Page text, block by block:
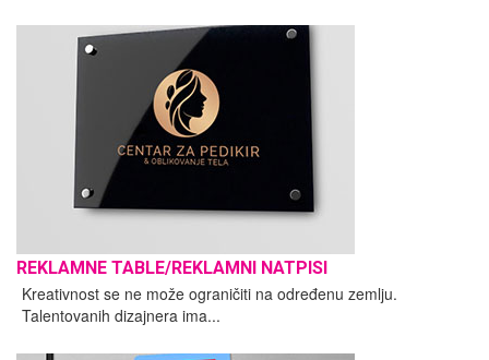
REKLAMNE TABLE/REKLAMNI NATPISI
Kreativnost se ne može ograničiti na određenu zemlju.
Talentovanih dizajnera ima...